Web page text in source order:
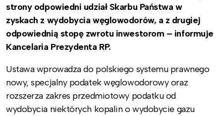
strony odpowiedni udział Skarbu Państwa w
zyskach z wydobycia węglowodorów, a z drugiej
odpowiednią stopę zwrotu inwestorom – informuje
Kancelaria Prezydenta RP.
Ustawa wprowadza do polskiego systemu prawnego
nowy, specjalny podatek węglowodorowy oraz
rozszerza zakres przedmiotowy podatku od
wydobycia niektórych kopalin o wydobycie gazu